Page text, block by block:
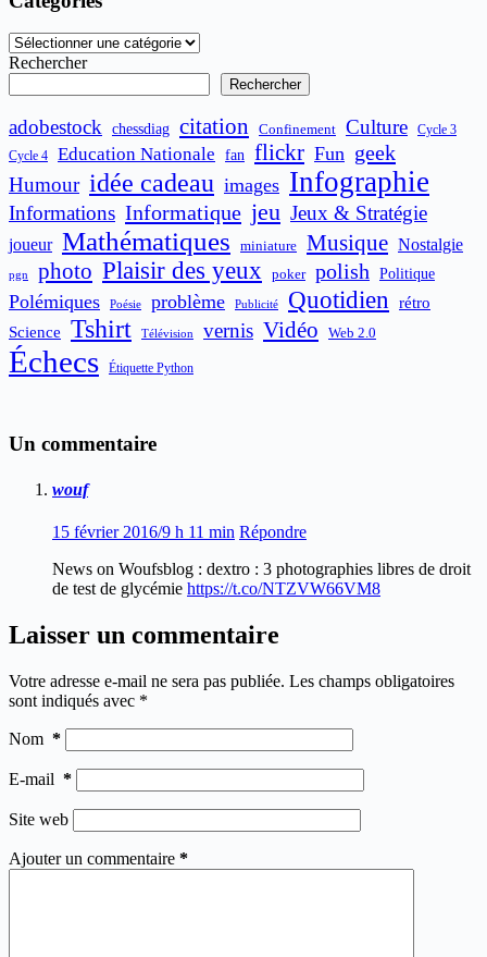
Catégories
Rechercher
Rechercher
adobestock chessdiag citation Confinement Culture
Cycle 3
Cycle 4
Education Nationale fan flickr Fun geek
Humour idée cadeau images Infographie
Informations Informatique jeu Jeux & Stratégie
joueur Mathématiques miniature Musique Nostalgie
pgn photo Plaisir des yeux poker polish Politique
Polémiques Poésie problème Publicité Quotidien
rétro
Science
Tshirt Télévision vernis Vidéo Web 2.0
Échecs Étiquette Python
Un commentaire
wouf
15 février 2016/9 h 11 min Répondre
News on Woufsblog : dextro : 3 photographies libres de droit
de test de glycémie https://t.co/NTZVW66VM8
Laisser un commentaire
Votre adresse e-mail ne sera pas publiée. Les champs obligatoires
sont indiqués avec *
Nom *
E-mail *
Site web
Ajouter un commentaire *